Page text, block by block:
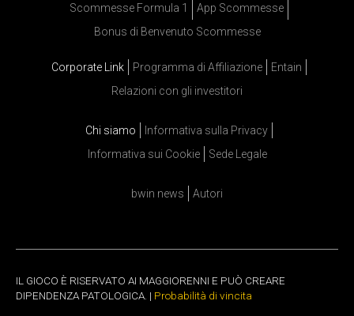
Scommesse Formula 1
App Scommesse
Bonus di Benvenuto Scommesse
Corporate Link Programma di Affiliazione
Entain
Relazioni con gli investitori
Chi siamo
Informativa sulla Privacy
Informativa sui Cookie
Sede Legale
bwin news Autori
IL GIOCO È RISERVATO AI MAGGIORENNI E PUÒ CREARE
DIPENDENZA PATOLOGICA. | Probabilità di vincita